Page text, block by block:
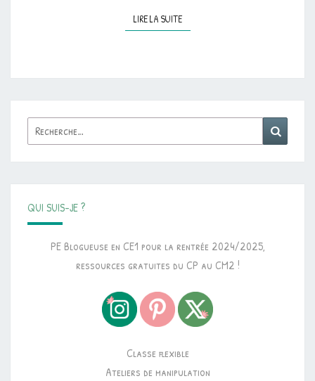
LIRE LA SUITELIRE LA SUITE
Rechercher :
QUI SUIS-JE ?
PE Blogueuse en CE1 pour la rentrée 2024/2025,
ressources gratuites du CP au CM2 !
Classe flexible
Ateliers de manipulation